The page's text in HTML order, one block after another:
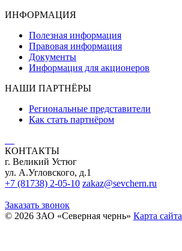
ИНФОРМАЦИЯ
Полезная информация
Правовая информация
Документы
Информация для акционеров
НАШИ ПАРТНЁРЫ
Региональные представители
Как стать партнёром
КОНТАКТЫ
г. Великий Устюг
ул. А.Угловского, д.1
+7 (81738) 2-05-10 zakaz@sevchern.ru
Заказать звонок
© 2026 ЗАО «Северная чернь» Карта сайта